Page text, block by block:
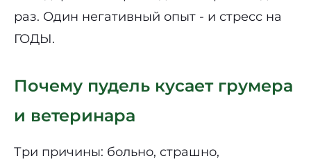
раз. Один негативный опыт - и стресс на
ГОДЫ.
Почему пудель кусает грумера
и ветеринара
Три причины: больно, страшно,